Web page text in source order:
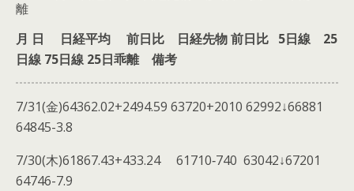
離
月 日 日経平均 前日比 日経先物 前日比 5日線 25
日線 75日線 25日乖離 備考
7/31(金)64362.02+2494.59 63720+2010 62992↓66881
64845-3.8
7/30(木)61867.43+433.24 61710‐740 63042↓67201
64746-7.9